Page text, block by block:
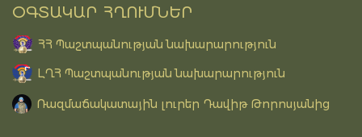
ՕԳՏԱԿԱՐ ՀՂՈՒՄՆԵՐ
ՀՀ Պաշտպանության նախարարություն
ԼՂՀ Պաշտպանության նախարարություն
Ռազմաճակատային լուրեր Դավիթ Թորոսյանից